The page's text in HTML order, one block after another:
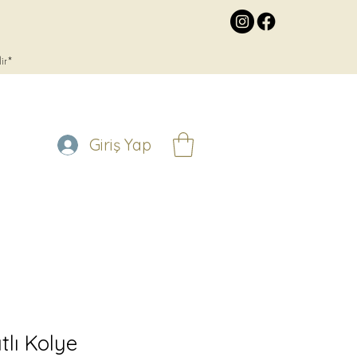
Giriş Yap
Kolye